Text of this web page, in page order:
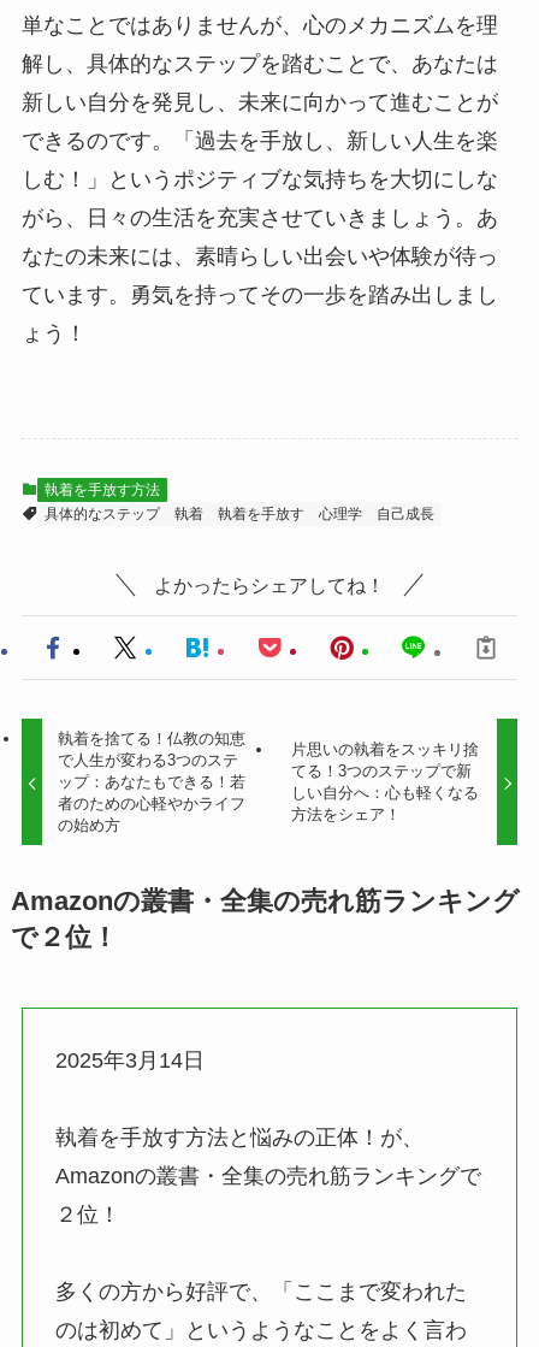
単なことではありませんが、心のメカニズムを理
解し、具体的なステップを踏むことで、あなたは
新しい自分を発見し、未来に向かって進むことが
できるのです。「過去を手放し、新しい人生を楽
しむ！」というポジティブな気持ちを大切にしな
がら、日々の生活を充実させていきましょう。あ
なたの未来には、素晴らしい出会いや体験が待っ
ています。勇気を持ってその一歩を踏み出しまし
ょう！
執着を手放す方法
具体的なステップ
執着 執着を手放す 心理学 自己成長
よかったらシェアしてね！
執着を捨てる！仏教の知恵
で人生が変わる3つのステ
ップ：あなたもできる！若
者のための心軽やかライフ
の始め方
片思いの執着をスッキリ捨
てる！3つのステップで新
しい自分へ：心も軽くなる
方法をシェア！
Amazonの叢書・全集の売れ筋ランキング
で２位！
2025年3月14日
執着を手放す方法と悩みの正体！が、
Amazonの叢書・全集の売れ筋ランキングで
２位！
多くの方から好評で、「ここまで変われた
のは初めて」というようなことをよく言わ